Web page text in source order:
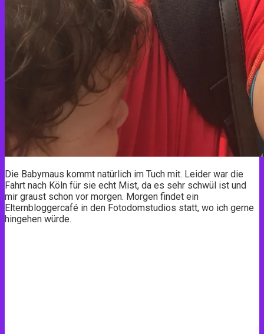
Die Babymaus kommt natürlich im Tuch mit. Leider war die
Fahrt nach Köln für sie echt Mist, da es sehr schwül ist und
mir graust schon vor morgen. Morgen findet ein
Elternbloggercafé in den Fotodomstudios statt, wo ich gerne
hingehen würde.